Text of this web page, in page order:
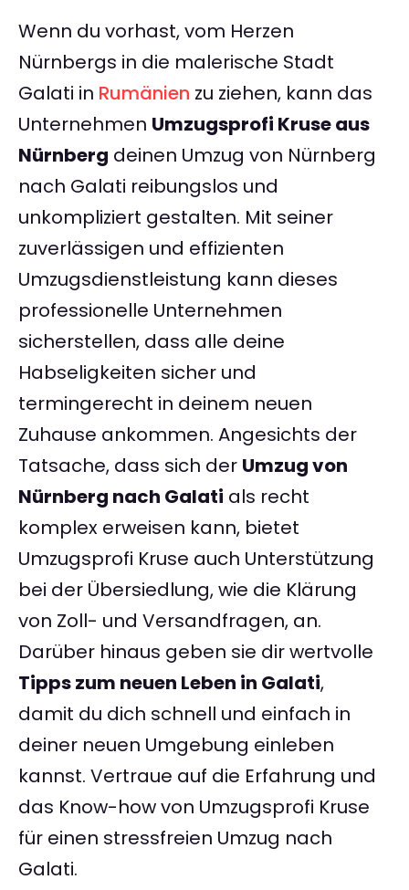
Wenn du vorhast, vom Herzen
Nürnbergs in die malerische Stadt
Galati in Rumänien zu ziehen, kann das
Unternehmen Umzugsprofi Kruse aus
Nürnberg deinen Umzug von Nürnberg
nach Galati reibungslos und
unkompliziert gestalten. Mit seiner
zuverlässigen und effizienten
Umzugsdienstleistung kann dieses
professionelle Unternehmen
sicherstellen, dass alle deine
Habseligkeiten sicher und
termingerecht in deinem neuen
Zuhause ankommen. Angesichts der
Tatsache, dass sich der Umzug von
Nürnberg nach Galati als recht
komplex erweisen kann, bietet
Umzugsprofi Kruse auch Unterstützung
bei der Übersiedlung, wie die Klärung
von Zoll- und Versandfragen, an.
Darüber hinaus geben sie dir wertvolle
Tipps zum neuen Leben in Galati,
damit du dich schnell und einfach in
deiner neuen Umgebung einleben
kannst. Vertraue auf die Erfahrung und
das Know-how von Umzugsprofi Kruse
für einen stressfreien Umzug nach
Galati.